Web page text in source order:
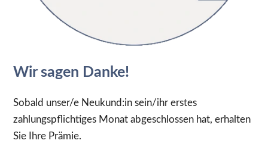
Wir sagen Danke!
Sobald unser/e Neukund:in sein/ihr erstes
zahlungspflichtiges Monat abgeschlossen hat, erhalten
Sie Ihre Prämie.